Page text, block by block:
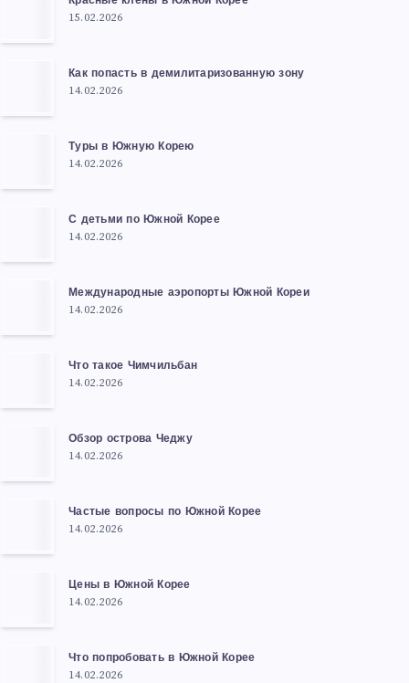
15.02.2026
Как попасть в демилитаризованную зону
14.02.2026
Туры в Южную Корею
14.02.2026
С детьми по Южной Корее
14.02.2026
Международные аэропорты Южной Кореи
14.02.2026
Что такое Чимчильбан
14.02.2026
Обзор острова Чеджу
14.02.2026
Частые вопросы по Южной Корее
14.02.2026
Цены в Южной Корее
14.02.2026
Что попробовать в Южной Корее
14.02.2026